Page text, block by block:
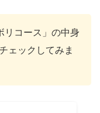
リコース」の中身
ェックしてみま